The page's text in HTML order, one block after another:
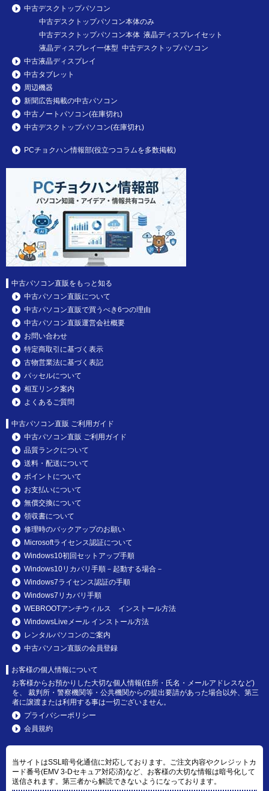
中古デスクトップパソコン
中古デスクトップパソコン本体のみ
中古デスクトップパソコン本体 液晶ディスプレイセット
液晶ディスプレイ一体型 中古デスクトップパソコン
中古液晶ディスプレイ
中古タブレット
周辺機器
新聞広告掲載の中古パソコン
中古ノートパソコン(在庫切れ)
中古デスクトップパソコン(在庫切れ)
PCチョクハン情報部(役立つコラムを多数掲載)
中古パソコン直販をもっと知る
中古パソコン直販について
中古パソコン直販で買うべき6つの理由
中古パソコン直販運営会社概要
お問い合わせ
特定商取引に基づく表示
古物営業法に基づく表記
パッセルについて
相互リンク案内
よくあるご質問
中古パソコン直販 ご利用ガイド
中古パソコン直販 ご利用ガイド
品質ランクについて
送料・配送について
ポイントについて
お支払いについて
無償交換について
領収書について
修理時のバックアップのお願い
Microsoftライセンス認証について
Windows10初回セットアップ手順
Windows10リカバリ手順－起動する場合－
Windows7ライセンス認証の手順
Windows7リカバリ手順
WEBROOTアンチウィルス インストール方法
WindowsLiveメール インストール方法
レンタルパソコンのご案内
中古パソコン直販の会員登録
お客様の個人情報について
お客様からお預かりした大切な個人情報(住所・氏名・メールアドレスなど)
を、 裁判所・警察機関等・公共機関からの提出要請があった場合以外、第三
者に譲渡または利用する事は一切ございません。
プライバシーポリシー
会員規約
当サイトはSSL暗号化通信に対応しております。ご注文内容やクレジットカ
ード番号(EMV 3-Dセキュア対応済)など、お客様の大切な情報は暗号化して
送信されます。第三者から解読できないようになっております。